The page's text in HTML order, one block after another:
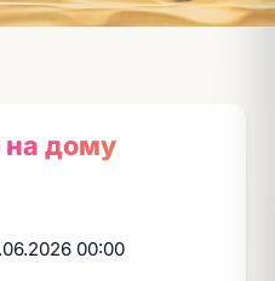
на дому
00:00